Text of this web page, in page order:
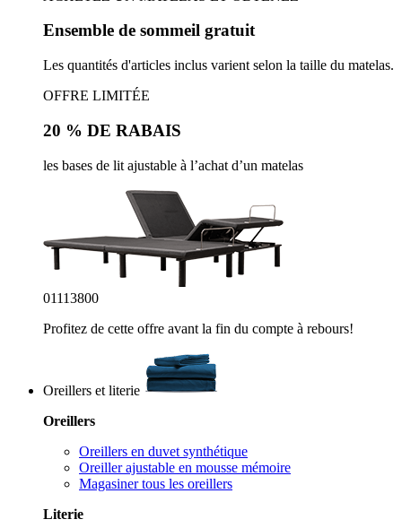
Ensemble de sommeil gratuit
Les quantités d'articles inclus varient selon la taille du matelas.
OFFRE LIMITÉE
20 % DE RABAIS
les bases de lit ajustable à l’achat d’un matelas
0111 3757
Profitez de cette offre avant la fin du compte à rebours!
Oreillers et literie
Oreillers
Oreillers en duvet synthétique
Oreiller ajustable en mousse mémoire
Magasiner tous les oreillers
Literie